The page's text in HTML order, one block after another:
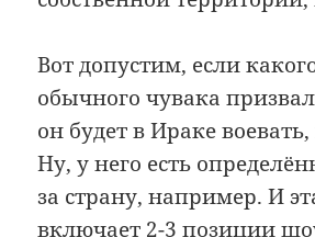
Вот допустим, если
обычного чувака
он будет в Ираке
Ну, у него есть
за страну, например. И
включает 2-3 позиции